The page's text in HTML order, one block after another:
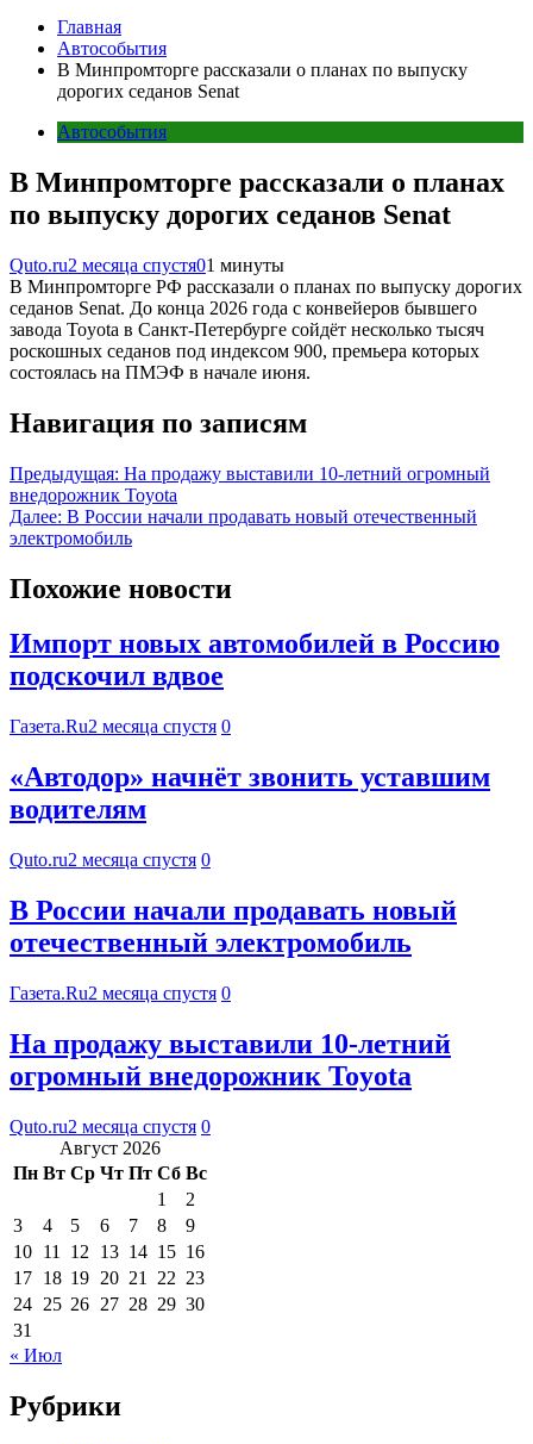
Главная
Автособытия
В Минпромторге рассказали о планах по выпуску
дорогих седанов Senat
Автособытия
В Минпромторге рассказали о планах
по выпуску дорогих седанов Senat
Quto.ru2 месяца спустя01 минуты
В Минпромторге РФ рассказали о планах по выпуску дорогих
седанов Senat. До конца 2026 года с конвейеров бывшего
завода Toyota в Санкт-Петербурге сойдёт несколько тысяч
роскошных седанов под индексом 900, премьера которых
состоялась на ПМЭФ в начале июня.
Навигация по записям
Предыдущая: На продажу выставили 10-летний огромный
внедорожник Toyota
Далее: В России начали продавать новый отечественный
электромобиль
Похожие новости
Импорт новых автомобилей в Россию
подскочил вдвое
Газета.Ru2 месяца спустя 0
«Автодор» начнёт звонить уставшим
водителям
Quto.ru2 месяца спустя 0
В России начали продавать новый
отечественный электромобиль
Газета.Ru2 месяца спустя 0
На продажу выставили 10-летний
огромный внедорожник Toyota
Quto.ru2 месяца спустя 0
Август 2026
Пн Вт Ср Чт Пт Сб Вс
1
2
3
4 5 6 7 8
9
10 11 12 13 14 15 16
17 18 19 20 21 22 23
24 25 26 27 28 29 30
31
« Июл
Рубрики